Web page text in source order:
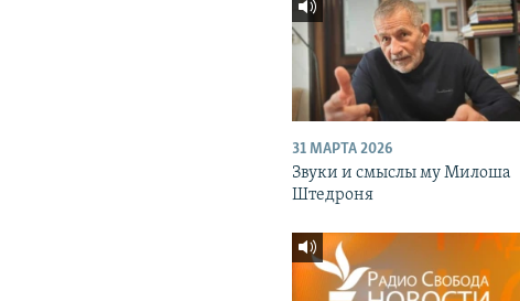
31 МАРТА 2026
Звуки и смыслы му Милоша
Штедроня